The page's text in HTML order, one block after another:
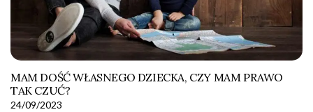
MAM DOŚĆ WŁASNEGO DZIECKA, CZY MAM PRAWO
TAK CZUĆ?
24/09/2023